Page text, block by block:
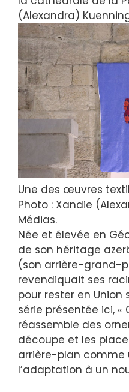
(Alexandra)
Une des œuvres
Photo : Xandie
Médias.
Née et élevée en
de son héritage
(son arrière-grand-
revendiquait ses
pour rester en Union
série présentée ici, «
réassemble des
découpe et les
arrière-plan comme
l’adaptation à un